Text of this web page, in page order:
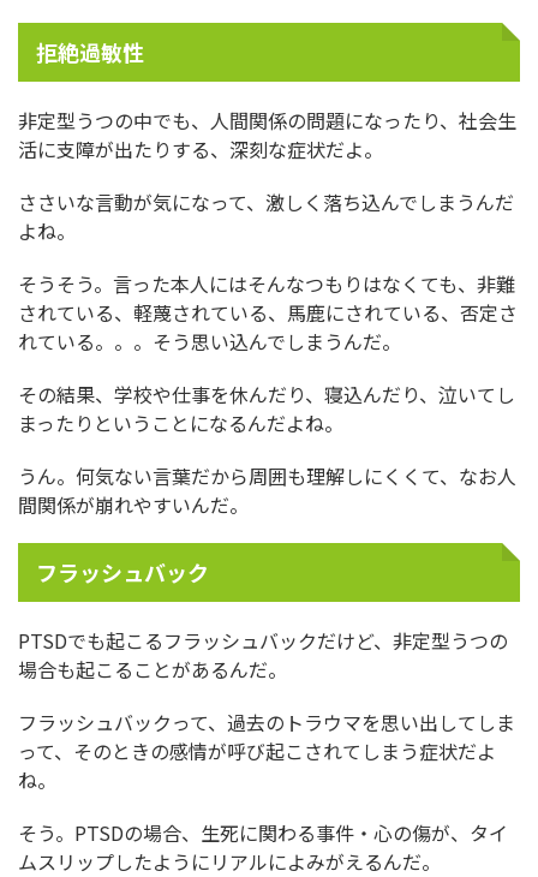
拒絶過敏性
非定型うつの中でも、人間関係の問題になったり、社会生
活に支障が出たりする、深刻な症状だよ。
ささいな言動が気になって、激しく落ち込んでしまうんだ
よね。
そうそう。言った本人にはそんなつもりはなくても、非難
されている、軽蔑されている、馬鹿にされている、否定さ
れている。。。そう思い込んでしまうんだ。
その結果、学校や仕事を休んだり、寝込んだり、泣いてし
まったりということになるんだよね。
うん。何気ない言葉だから周囲も理解しにくくて、なお人
間関係が崩れやすいんだ。
フラッシュバック
PTSDでも起こるフラッシュバックだけど、非定型うつの
場合も起こることがあるんだ。
フラッシュバックって、過去のトラウマを思い出してしま
って、そのときの感情が呼び起こされてしまう症状だよ
ね。
そう。PTSDの場合、生死に関わる事件・心の傷が、タイ
ムスリップしたようにリアルによみがえるんだ。